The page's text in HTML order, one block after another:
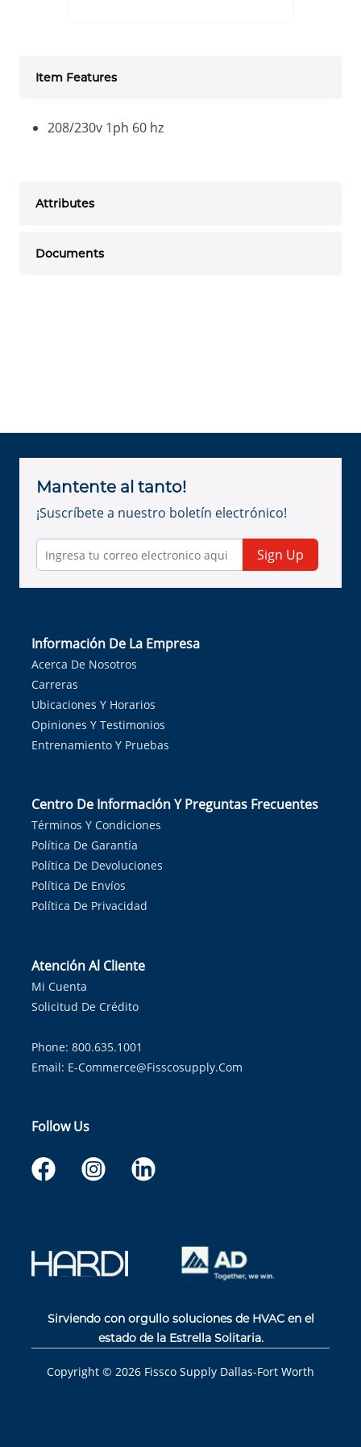
Item Features
208/230v 1ph 60 hz
Attributes
Documents
Mantente al tanto!
¡Suscríbete a nuestro boletín electrónico!
Sign Up
Información De La Empresa
Acerca De Nosotros
Carreras
Ubicaciones Y Horarios
Opiniones Y Testimonios
Entrenamiento Y Pruebas
Centro De Información Y Preguntas Frecuentes
Términos Y Condiciones
Política De Garantía
Política De Devoluciones
Política De Envíos
Política De Privacidad
Atención Al Cliente
Mi Cuenta
Solicitud De Crédito
Phone: 800.635.1001
Email: E-Commerce@fisscosupply.com
Follow Us
Sirviendo con orgullo soluciones de HVAC en el
estado de la Estrella Solitaria.
Copyright © 2026 Fissco Supply Dallas-Fort Worth